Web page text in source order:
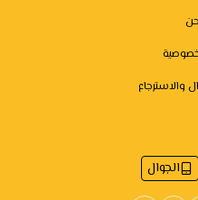
والاسترجاع
الجوال